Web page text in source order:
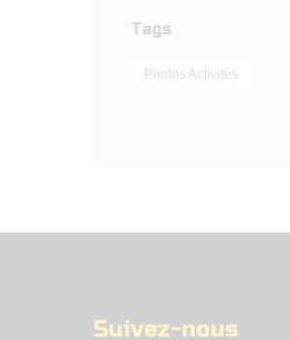
Tags
Photos Activités
Suivez-nous